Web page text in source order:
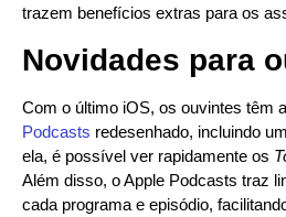
trazem benefícios extras para os
Novidades para
Com o último iOS, os ouvintes têm
Podcasts redesenhado, incluindo
ela, é possível ver rapidamente os
Além disso, o Apple Podcasts traz
cada programa e episódio,